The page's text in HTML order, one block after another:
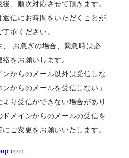
後、順次対応させて頂きます。
返信にお時間をいただくことが
承ください。
、 お急ぎの場合、緊急時は必
をお願いします。
ンからのメール以外は受信しな
ンからのメールを受信しない」
より受信ができない場合があり
ドメインからのメールの受信を
にご変更をお願いいたします。